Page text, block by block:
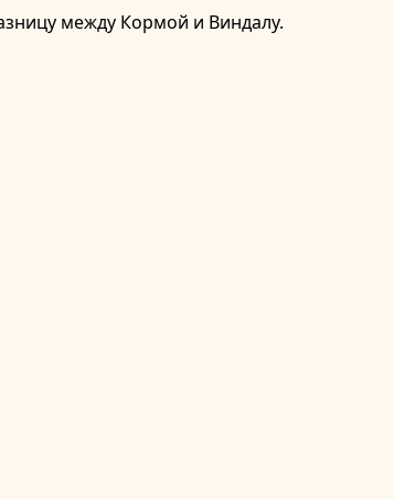
между Кормой и Виндалу.